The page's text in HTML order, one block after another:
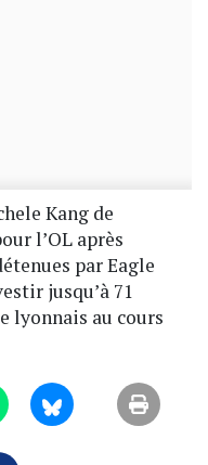
Kang de
l’OL après
par Eagle
jusqu’à 71
lyonnais au cours